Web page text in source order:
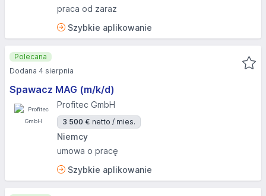
praca od zaraz
Szybkie aplikowanie
Spawacz MAG (m/k/d)
Profitec GmbH
3 500 € netto / mies.
Niemcy
umowa o pracę
Szybkie aplikowanie
Polecana
Dodana 4 sierpnia